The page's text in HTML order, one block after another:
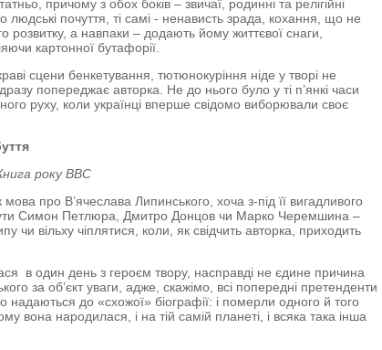
причому з обох боків – звичаї, родинні та релігійні
людські почуття, ті самі - ненависть зрада, кохання, що не
розвитку, а навпаки – додають йому життєвої снаги,
картонної бутафорії.
сцени бенкетування, тютюнокуріння ніде у творі не
попереджає авторка. Не до нього було у ті п’янкі часи
руху, коли українці вперше свідомо виборювали своє
року ВВС
про В’ячеслава Липинського, хоча з-під її вигадливого
Симон Петлюра, Дмитро Донцов чи Марко Черемшина –
чи вільху чіплятися, коли, як свідчить авторка, приходить
в один день з героєм твору, насправді не єдине причина
за об’єкт уваги, адже, скажімо, всі попередні претенденти
надаються до «схожої» біографії: і померли одного й того
вона народилася, і на тій самій планеті, і всяка така інша